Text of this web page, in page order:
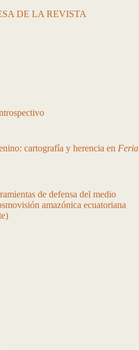
DE LA REVISTA
cartografía y herencia en Feria
de defensa del medio
amazónica ecuatoriana